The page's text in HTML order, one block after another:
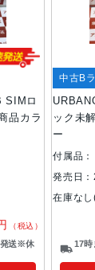
SIMロ
品カラ
（税込）
発送※休
ック未
ー
中古B
付属品：
発売日
在庫な
17時